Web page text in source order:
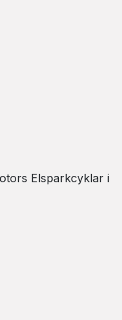
Elsparkcyklar i